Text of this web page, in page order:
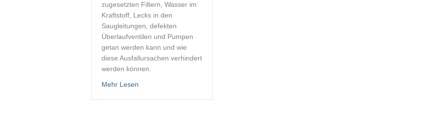
zugesetzten Filtern, Wasser im
Kraftstoff, Lecks in den
Saugleitungen, defekten
Überlaufventilen und Pumpen
getan werden kann und wie
diese Ausfallursachen verhindert
werden können.
Mehr Lesenabout Kraftstoffanlagen für Dieselmotoren